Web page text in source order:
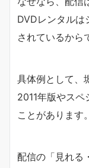
DVDレンタルは
されているから
具体例として、
2011年版やス
ことがあります。
配信の「見れる